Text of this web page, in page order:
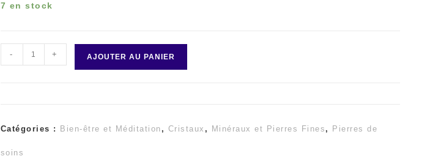
7 en stock
quantité
DE
ROCHE
- + AJOUTER AU PANIER
Catégories : Bien-être et Méditation , Cristaux , Minéraux et Pierres Fines , Pierres de
soins